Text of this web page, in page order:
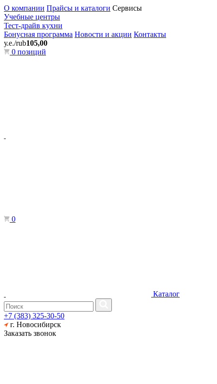
О компании Прайсы и каталоги Сервисы
Учебные центры
Тест-драйв кухни
Бонусная программа Новости и акции Контакты
у.е./rub105,00
0 позиций
0
Каталог
+7 (383) 325-30-50
г. Новосибирск
Заказать звонок